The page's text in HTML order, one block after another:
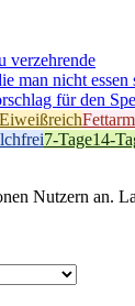
verzehrende
man nicht essen
für den
EiweißreichFettarm
7-Tage14-
Nutzern an.